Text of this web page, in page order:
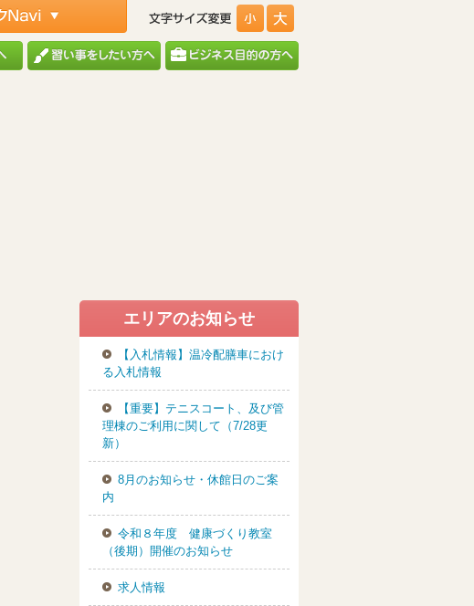
エリアのお知らせ
【入札情報】温冷配膳車におけ
る入札情報
【重要】テニスコート、及び管
理棟のご利用に関して（7/28更
新）
8月のお知らせ・休館日のご案
内
令和８年度 健康づくり教室
（後期）開催のお知らせ
求人情報